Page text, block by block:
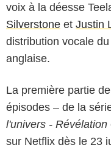
voix à la déesse
Silverstone et Justin
distribution vocale
anglaise.
La première partie
épisodes – de la
l'univers - Révélation
sur Netflix dès le 23